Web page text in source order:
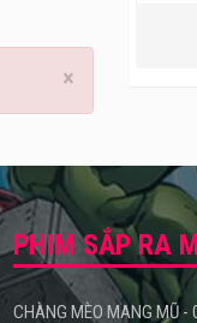
×
PHIM SẮP RA
CHÀNG MÈO MANG MŨ